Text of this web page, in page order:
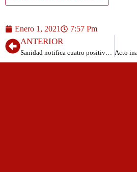
Enero 1, 2021 7:57 Pm
ANTERIOR
Sanidad notifica cuatro positivos por COVID-19 más catorce en la Residencia de Echedo